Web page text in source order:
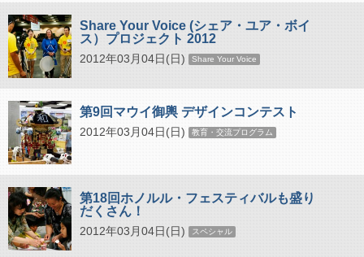
Share Your Voice (シェア・ユア・ボイ
ス）プロジェクト 2012
2012年03月04日(日) Share Your Voice
第9回マウイ御輿 デザインコンテスト
2012年03月04日(日) 教育・交流プログラム
第18回ホノルル・フェスティバルも盛り
だくさん！
2012年03月04日(日) スペシャル